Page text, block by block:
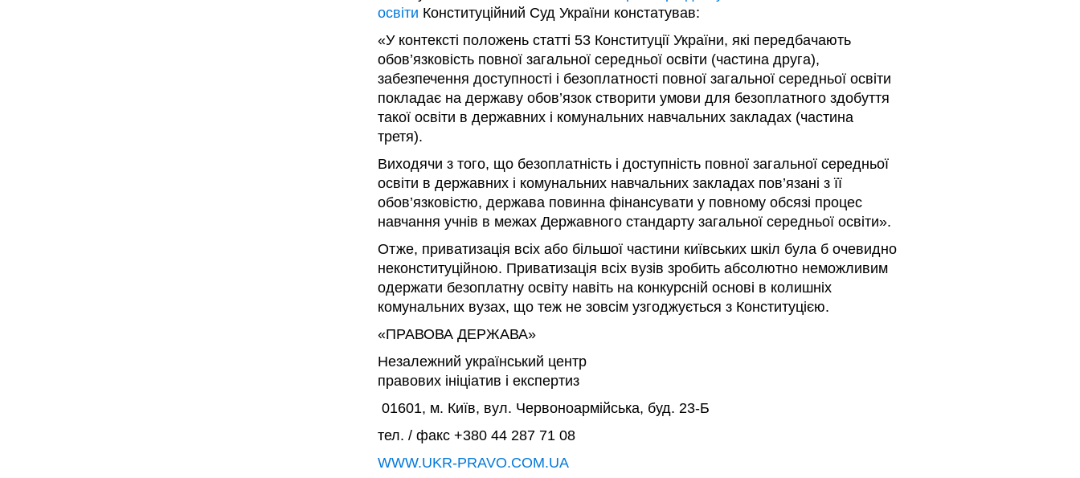
освіти Конституційний Суд України констатував:
«У контексті положень статті 53 Конституції України, які передбачають
обов’язковість повної загальної середньої освіти (частина друга),
забезпечення доступності і безоплатності повної загальної середньої освіти
покладає на державу обов’язок створити умови для безоплатного здобуття
такої освіти в державних і комунальних навчальних закладах (частина
третя).
Виходячи з того, що безоплатність і доступність повної загальної середньої
освіти в державних і комунальних навчальних закладах пов’язані з її
обов’язковістю, держава повинна фінансувати у повному обсязі процес
навчання учнів в межах Державного стандарту загальної середньої освіти».
Отже, приватизація всіх або більшої частини київських шкіл була б очевидно
неконституційною. Приватизація всіх вузів зробить абсолютно неможливим
одержати безоплатну освіту навіть на конкурсній основі в колишніх
комунальних вузах, що теж не зовсім узгоджується з Конституцією.
«ПРАВОВА ДЕРЖАВА»
Незалежний український центр
правових ініціатив і експертиз
01601, м. Київ, вул. Червоноармійська, буд. 23-Б
тел. / факс +380 44 287 71 08
WWW.UKR-PRAVO.COM.UA